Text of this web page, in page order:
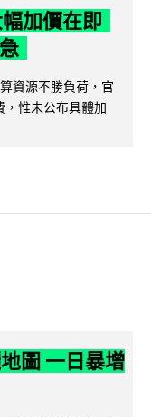
加價在即
資源不勝負荷，官
惟未公布具體加
圖 一日暴增